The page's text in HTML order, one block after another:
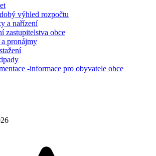
výhled rozpočtu
a nařízení
zastupitelstva obce
a pronájmy
-informace pro obyvatele obce